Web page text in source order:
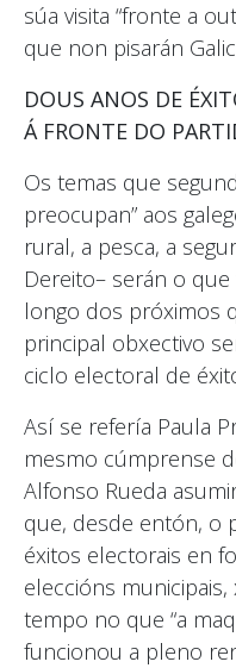
súa visita “fronte a
que non pisarán
DOUS ANOS DE
Á FRONTE DO
Os temas que
preocupan” aos
rural, a pesca, a
Dereito– serán o
longo dos próximos
principal obxectivo
ciclo electoral de
Así se refería Paula
mesmo cúmprense
Alfonso Rueda
que, desde entón, o
éxitos electorais en
eleccións
tempo no que “a
funcionou a pleno